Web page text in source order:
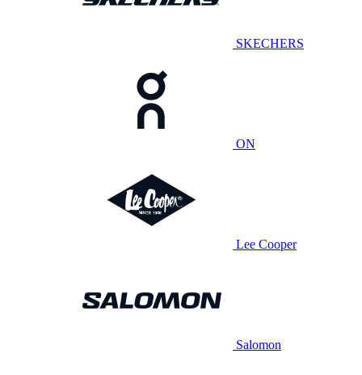
SKECHERS
ON
Lee Cooper
Salomon